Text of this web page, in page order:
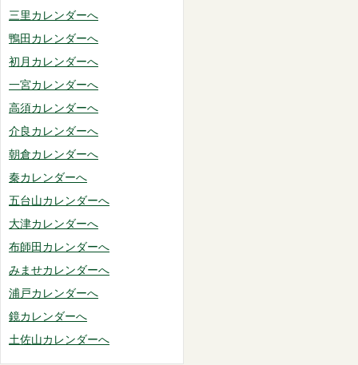
三里カレンダーへ
鴨田カレンダーへ
初月カレンダーへ
一宮カレンダーへ
高須カレンダーへ
介良カレンダーへ
朝倉カレンダーへ
秦カレンダーへ
五台山カレンダーへ
大津カレンダーへ
布師田カレンダーへ
みませカレンダーへ
浦戸カレンダーへ
鏡カレンダーへ
土佐山カレンダーへ